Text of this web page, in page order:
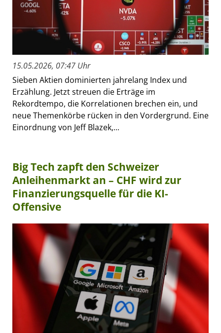
15.05.2026, 07:47 Uhr
Sieben Aktien dominierten jahrelang Index und
Erzählung. Jetzt streuen die Erträge im
Rekordtempo, die Korrelationen brechen ein, und
neue Themenkörbe rücken in den Vordergrund. Eine
Einordnung von Jeff Blazek,...
Big Tech zapft den Schweizer
Anleihenmarkt an – CHF wird zur
Finanzierungsquelle für die KI-
Offensive